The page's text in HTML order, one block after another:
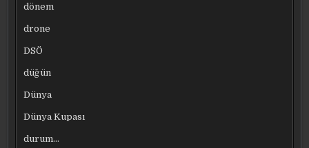
dönem
drone
DSÖ
düğün
Dünya
Dünya Kupası
durum…